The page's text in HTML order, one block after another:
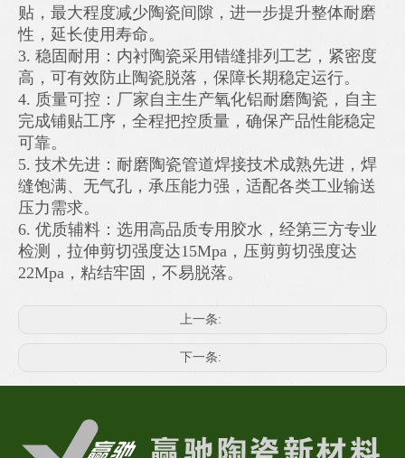
贴，最大程度减少陶瓷间隙，进一步提升整体耐磨
性，延长使用寿命。
3. 稳固耐用：内衬陶瓷采用错缝排列工艺，紧密度
高，可有效防止陶瓷脱落，保障长期稳定运行。
4. 质量可控：厂家自主生产氧化铝耐磨陶瓷，自主
完成铺贴工序，全程把控质量，确保产品性能稳定
可靠。
5. 技术先进：耐磨陶瓷管道焊接技术成熟先进，焊
缝饱满、无气孔，承压能力强，适配各类工业输送
压力需求。
6. 优质辅料：选用高品质专用胶水，经第三方专业
检测，拉伸剪切强度达15Mpa，压剪剪切强度达
22Mpa，粘结牢固，不易脱落。
上一条:
下一条: